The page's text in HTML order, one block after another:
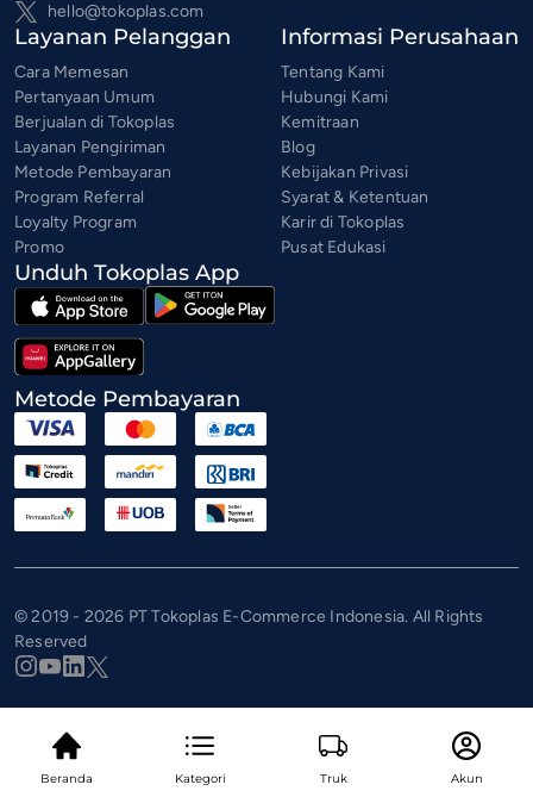
Beranda Kategori Truk Akun
hello@tokoplas.com
Layanan Pelanggan
Cara Memesan
Pertanyaan Umum
Berjualan di Tokoplas
Layanan Pengiriman
Metode Pembayaran
Program Referral
Loyalty Program
Promo
Informasi Perusahaan
Tentang Kami
Hubungi Kami
Kemitraan
Blog
Kebijakan Privasi
Syarat & Ketentuan
Karir di Tokoplas
Pusat Edukasi
Unduh Tokoplas App
Metode Pembayaran
© 2019 - 2026 PT Tokoplas E-Commerce Indonesia. All Rights
Reserved